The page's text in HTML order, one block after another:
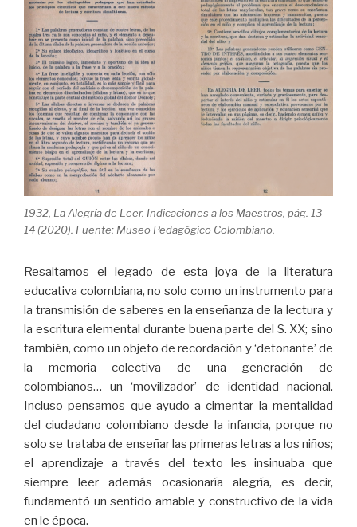
1932, La Alegría de Leer. Indicaciones a los Maestros, pág. 13–
14 (2020). Fuente: Museo Pedagógico Colombiano.
Resaltamos el legado de esta joya de la literatura
educativa colombiana, no solo como un instrumento para
la transmisión de saberes en la enseñanza de la lectura y
la escritura elemental durante buena parte del S. XX; sino
también, como un objeto de recordación y ‘detonante’ de
la memoria colectiva de una generación de
colombianos… un ‘movilizador’ de identidad nacional.
Incluso pensamos que ayudo a cimentar la mentalidad
del ciudadano colombiano desde la infancia, porque no
solo se trataba de enseñar las primeras letras a los niños;
el aprendizaje a través del texto les insinuaba que
siempre leer además ocasionaría alegría, es decir,
fundamentó un sentido amable y constructivo de la vida
en le época.